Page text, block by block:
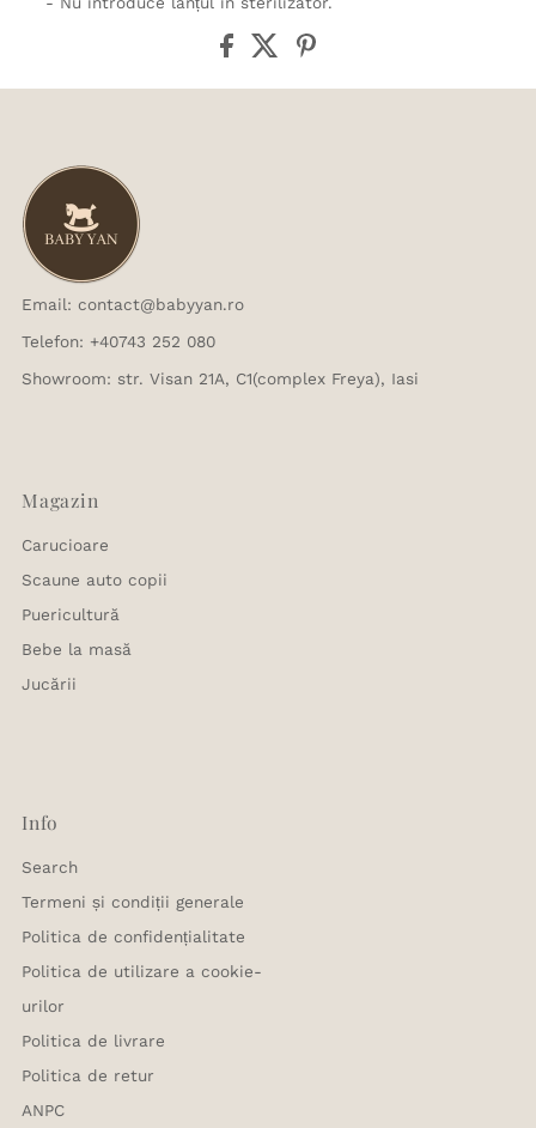
Email: contact@babyyan.ro
Telefon: +40743 252 080
Showroom: str. Visan 21A, C1(complex Freya), Iasi
Magazin
Carucioare
Scaune auto copii
Puericultură
Bebe la masă
Jucării
Info
Search
Termeni și condiții generale
Politica de confidențialitate
Politica de utilizare a cookie-
urilor
Politica de livrare
Politica de retur
ANPC